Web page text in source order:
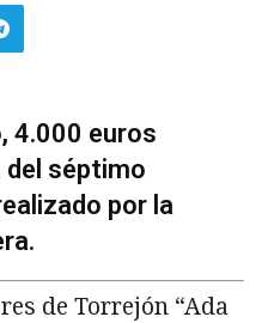
4.000 euros
del séptimo
por la
de Torrejón “Ada